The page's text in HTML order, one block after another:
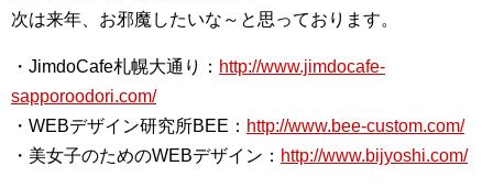
次は来年、お邪魔したいな～と思っております。
・JimdoCafe札幌大通り： http://www.jimdocafe-
sapporoodori.com/
・WEBデザイン研究所BEE： http://www.bee-custom.com/
・美女子のためのWEBデザイン： http://www.bijyoshi.com/